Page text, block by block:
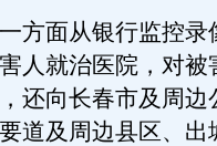
面从银行监控录
人就治医院，对被
还向长春市及周边
道及周边县区、出